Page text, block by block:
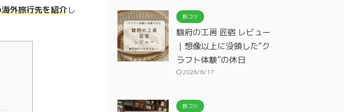
外旅行先を紹介し
旅コツ
駿府の工房 匠宿 レビュー
｜想像以上に没頭した“ク
ラフト体験”の休日
2026/6/17
旅コツ